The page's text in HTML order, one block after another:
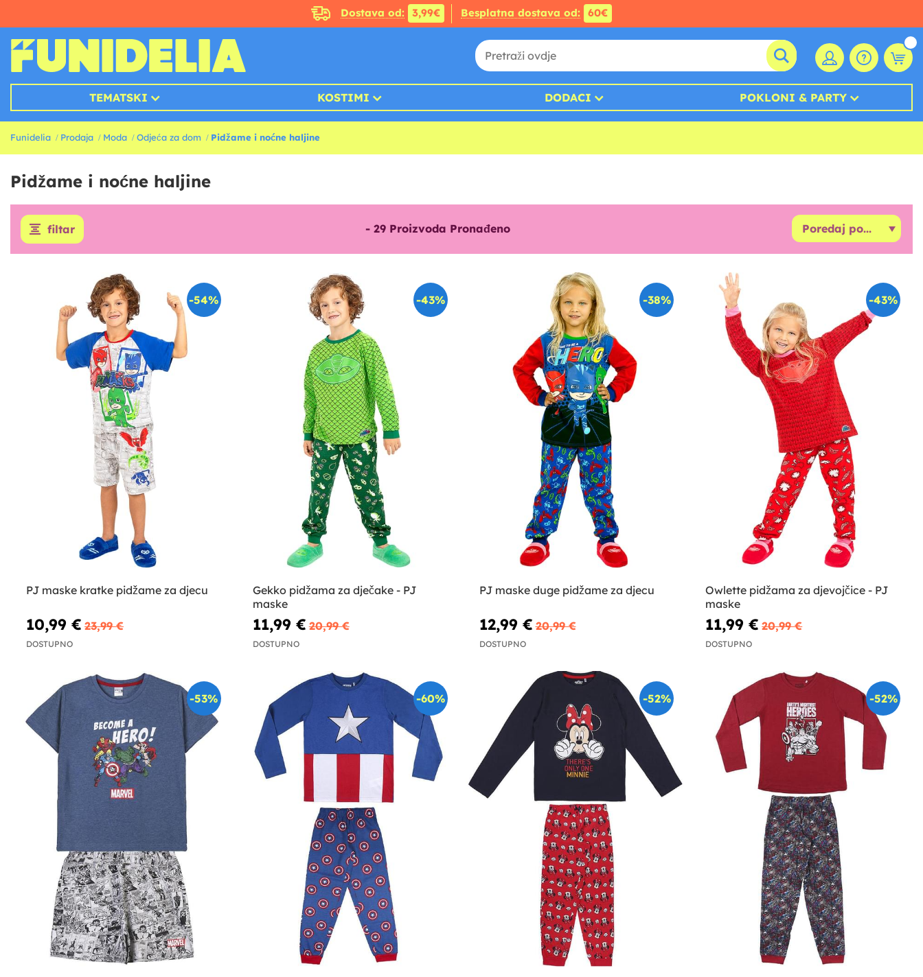
Dostava od: 3,99€ Besplatna dostava od: 60€
TEMATSKI KOSTIMI DODACI POKLONI & PARTY
Funidelia Prodaja Moda Odjeća za dom Pidžame i noćne haljine
Pidžame i noćne haljine
filtar - 29 Proizvoda Pronađeno
-54%
PJ maske kratke pidžame za djecu
10,99 € 23,99 €
DOSTUPNO
-43%
Gekko pidžama za dječake - PJ
maske
11,99 € 20,99 €
DOSTUPNO
-38%
PJ maske duge pidžame za djecu
12,99 € 20,99 €
DOSTUPNO
-43%
Owlette pidžama za djevojčice - PJ
maske
11,99 € 20,99 €
DOSTUPNO
-53% -60% -52% -52%